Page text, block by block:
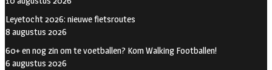
Leyetocht 2026: nieuwe fietsroutes
8 augustus 2026
60+ en nog zin om te voetballen? Kom Walking Footballen!
6 augustus 2026